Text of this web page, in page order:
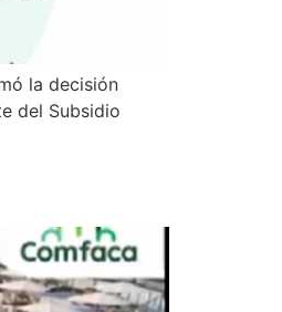
la decisión
del Subsidio